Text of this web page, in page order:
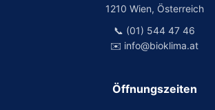
1210 Wien, Österreich
📞 (01) 544 47 46
✉️ info@bioklima.at
Öffnungszeiten